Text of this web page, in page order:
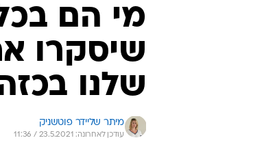
מי הם
שיסקרו
שלנו
מיתר שליידר פוטשניק
עודכן לאחרונה: 23.5.2021 / 11:36